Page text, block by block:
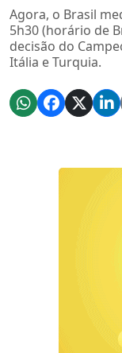
Agora, o Brasil
5h30 (horário de
decisão do
Itália e Turquia.